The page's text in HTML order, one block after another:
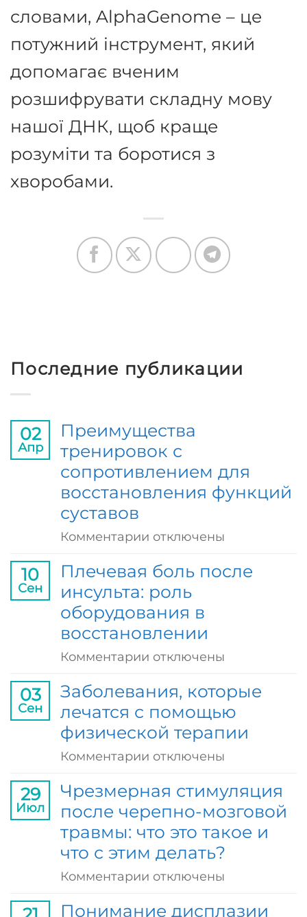
словами, AlphaGenome – це
потужний інструмент, який
допомагає вченим
розшифрувати складну мову
нашої ДНК, щоб краще
розуміти та боротися з
хворобами.
Последние публикации
02
Апр
Преимущества
тренировок с
сопротивлением для
восстановления функций
суставов
Комментарии к
Преимущества
тренировок
с
сопротивлением
для
функций
суставов
отключены
10
Сен
Плечевая боль после
инсульта: роль
оборудования в
восстановлении
Комментарии к
Плечевая
боль
после
инсульта:
оборудования
в
восстановлении
отключены
03
Сен
Заболевания, которые
лечатся с помощью
физической терапии
Комментарии к
Заболевания,
которые
лечатся
с
помощью
терапии
отключены
29
Июл
Чрезмерная стимуляция
после черепно-мозговой
травмы: что это такое и
что с этим делать?
Комментарии к
Чрезмерная
отключены
Понимание дисплазии